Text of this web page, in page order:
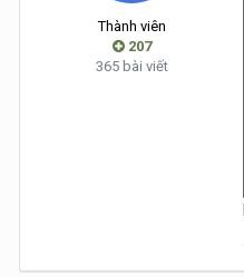
Thành viên
207
365 bài viết